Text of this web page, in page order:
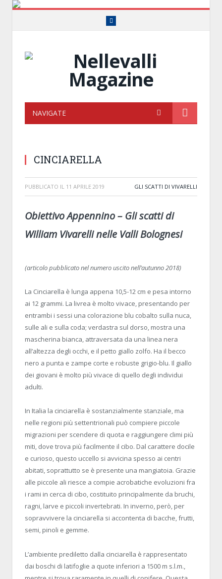
Facebook
NAVIGATE
CINCIARELLA
PUBBLICATO IL 11 APRILE 2019 GLI SCATTI DI VIVARELLI
Obiettivo Appennino – Gli scatti di
William Vivarelli nelle Valli Bolognesi
(articolo pubblicato nel numero uscito nell’autunno 2018)
La Cinciarella è lunga appena 10,5-12 cm e pesa intorno
ai 12 grammi. La livrea è molto vivace, presentando per
entrambi i sessi una colorazione blu cobalto sulla nuca,
sulle ali e sulla coda; verdastra sul dorso, mostra una
mascherina bianca, attraversata da una linea nera
all’altezza degli occhi, e il petto giallo zolfo. Ha il becco
nero a punta e zampe corte e robuste grigio-blu. Il giallo
dei giovani è molto più vivace di quello degli individui
adulti.
In Italia la cinciarella è sostanzialmente stanziale, ma
nelle regioni più settentrionali può compiere piccole
migrazioni per scendere di quota e raggiungere climi più
miti, dove trova più facilmente il cibo. Dal carattere docile
e curioso, questo uccello si avvicina spesso ai centri
abitati, soprattutto se è presente una mangiatoia. Grazie
alle piccole ali riesce a compie acrobatiche evoluzioni fra
i rami in cerca di cibo, costituito principalmente da bruchi,
ragni, larve e piccoli invertebrati. In inverno, però, per
sopravvivere la cinciarella si accontenta di bacche, frutti,
semi, pinoli e gemme.
L’ambiente prediletto dalla cinciarella è rappresentato
dai boschi di latifoglie a quote inferiori a 1500 m s.l.m.,